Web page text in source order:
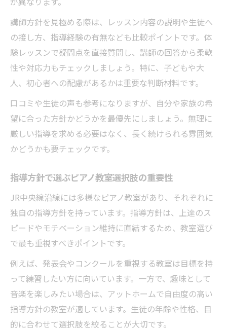
講師方針を見極める際は、レッスン内容の説明や生徒へ
の接し方、指導経験の有無なども比較ポイントです。体
験レッスンで疑問点を直接質問し、講師の回答から柔軟
性や対応力もチェックしましょう。特に、子どもや大
人、初心者への配慮があるかは重要な判断材料です。
口コミや生徒の声も参考になりますが、自分や家族の希
望に合った方針かどうかを最優先にしましょう。無理に
厳しい指導を求める必要はなく、長く続けられる雰囲気
かどうかも要チェックです。
指導方針で選ぶピアノ教室選択肢の重要性
JR中央線沿線には多様なピアノ教室があり、それぞれに
独自の指導方針を持っています。指導方針は、上達のス
ピードやモチベーション維持に直結するため、教室選び
で最も重視すべきポイントです。
例えば、発表会やコンクールを重視する教室は目標を持
って練習したい方に向いています。一方で、趣味として
音楽を楽しみたい場合は、アットホームで自由度の高い
指導方針の教室が適しています。生徒の年齢や性格、目
的に合わせて選択肢を絞ることが大切です。